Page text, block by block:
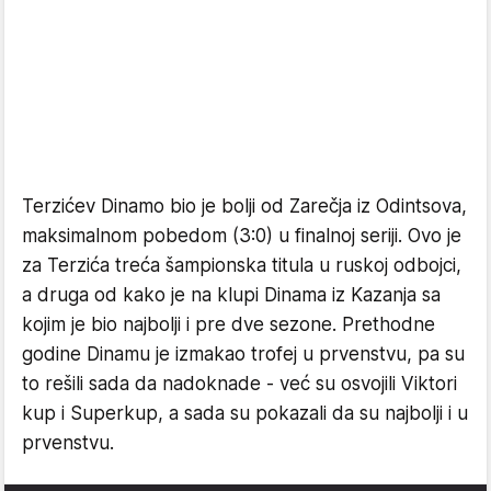
Terzićev Dinamo bio je bolji od Zarečja iz Odintsova,
maksimalnom pobedom (3:0) u finalnoj seriji. Ovo je
za Terzića treća šampionska titula u ruskoj odbojci,
a druga od kako je na klupi Dinama iz Kazanja sa
kojim je bio najbolji i pre dve sezone. Prethodne
godine Dinamu je izmakao trofej u prvenstvu, pa su
to rešili sada da nadoknade - već su osvojili Viktori
kup i Superkup, a sada su pokazali da su najbolji i u
prvenstvu.